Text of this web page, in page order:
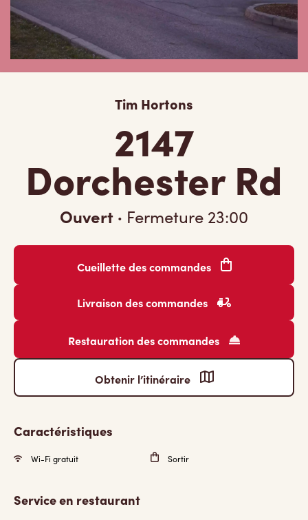
Tim Hortons
2147
Dorchester Rd
Ouvert · Fermeture 23:00
Cueillette des commandes
Livraison des commandes
Restauration des commandes
Obtenir l’itinéraire
Caractéristiques
Wi-Fi gratuit Sortir
Service en restaurant